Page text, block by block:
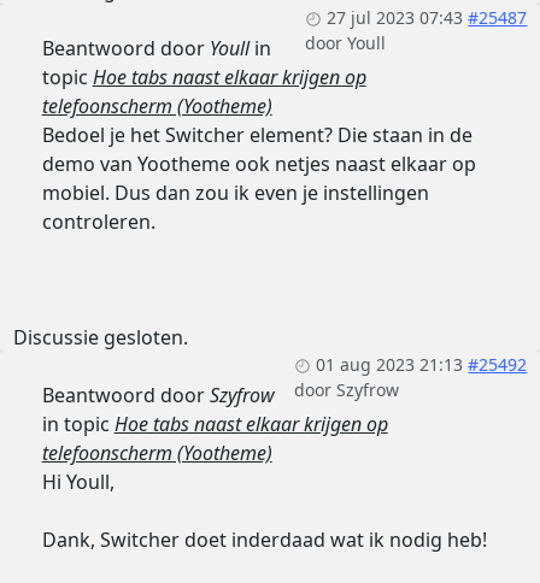
27 jul 2023 07:43 #25487
doorYoull
Beantwoord door Youllin
topic Hoe tabs naast elkaar krijgen op
telefoonscherm (Yootheme)
Bedoel je het Switcher element? Die staan in de
demo van Yootheme ook netjes naast elkaar op
mobiel. Dus dan zou ik even je instellingen
controleren.
Discussie gesloten.
01 aug 2023 21:13 #25492
doorSzyfrow
Beantwoord doorSzyfrow
in topic Hoe tabs naast elkaar krijgen op
telefoonscherm (Yootheme)
Hi Youll,
Dank, Switcher doet inderdaad wat ik nodig heb!